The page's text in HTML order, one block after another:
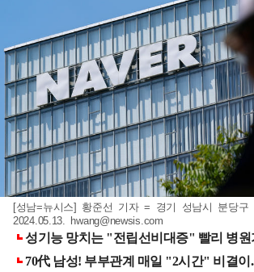
[성남=뉴시스] 황준선 기자 = 경기 성남시 분당구
2024.05.13.
hwang@newsis.com